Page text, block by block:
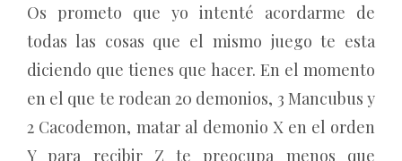
Os prometo que yo intenté acordarme de
todas las cosas que el mismo juego te esta
diciendo que tienes que hacer. En el momento
en el que te rodean 20 demonios, 3 Mancubus y
2 Cacodemon, matar al demonio X en el orden
Y para recibir Z te preocupa menos que